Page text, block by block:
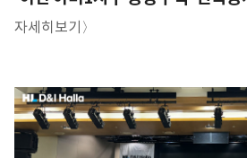
자세히보기〉